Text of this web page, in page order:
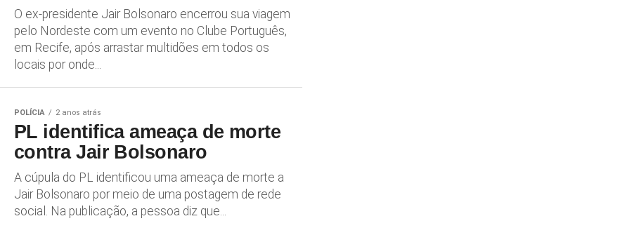
O ex-presidente Jair Bolsonaro encerrou sua viagem
pelo Nordeste com um evento no Clube Português,
em Recife, após arrastar multidões em todos os
locais por onde...
POLÍCIA 2 anos atrás
PL identifica ameaça de morte
contra Jair Bolsonaro
A cúpula do PL identificou uma ameaça de morte a
Jair Bolsonaro por meio de uma postagem de rede
social. Na publicação, a pessoa diz que...